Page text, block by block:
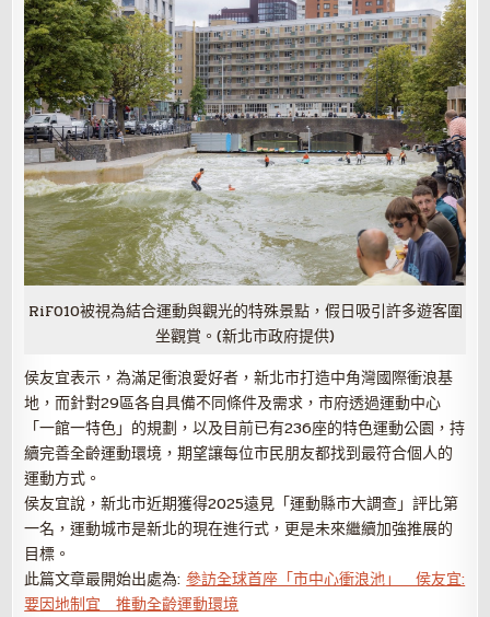
RiF010被視為結合運動與觀光的特殊景點，假日吸引許多遊客圍
坐觀賞。(新北市政府提供)
侯友宜表示，為滿足衝浪愛好者，新北市打造中角灣國際衝浪基
地，而針對29區各自具備不同條件及需求，市府透過運動中心
「一館一特色」的規劃，以及目前已有236座的特色運動公園，持
續完善全齡運動環境，期望讓每位市民朋友都找到最符合個人的
運動方式。
侯友宜說，新北市近期獲得2025遠見「運動縣市大調查」評比第
一名，運動城市是新北的現在進行式，更是未來繼續加強推展的
目標。
此篇文章最開始出處為:參訪全球首座「市中心衝浪池」 侯友宜:
要因地制宜 推動全齡運動環境